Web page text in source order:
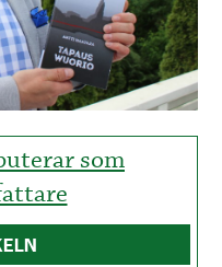
som